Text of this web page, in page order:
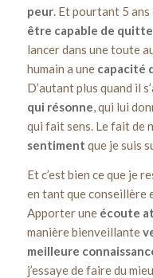
peur. Et pourtant 5 ans
être capable de
lancer dans une toute
humain a une capacité
D’autant plus quand il
qui résonne, qui lui
qui fait sens. Le fait de
sentiment que je suis
Et c’est bien ce que je
en tant que conseillère
Apporter une écoute
manière bienveillante
meilleure
j’essaye de faire du